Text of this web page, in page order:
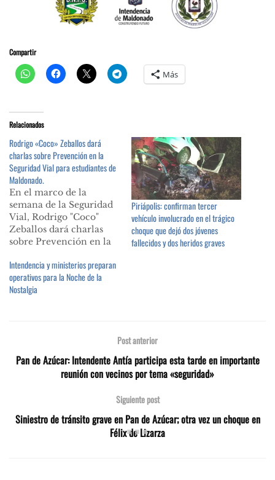
Compartir
Más
Relacionados
Rodrigo «Coco» Zeballos dará
charlas sobre Prevención en la
Seguridad Vial para estudiantes de
Maldonado.
En el marco de la
semana de la Seguridad
Vial, Rodrigo "Coco"
Zeballos dará charlas
sobre Prevención en la
estudiantes de
Maldonado. El piloto de
rally fernandino, actual
prevención en la…
Piriápolis: confirman tercer
vehículo involucrado en el trágico
choque que dejó dos jóvenes
fallecidos y dos heridos graves
Intendencia y ministerios preparan
operativos para la Noche de la
Nostalgia
Post anterior
Pan de Azúcar: Intendente Antía participa esta tarde en importante
reunión con vecinos por tema «seguridad»
Siguiente post
Siniestro de tránsito grave en Pan de Azúcar; otra vez un choque en
Félix de Lizarza